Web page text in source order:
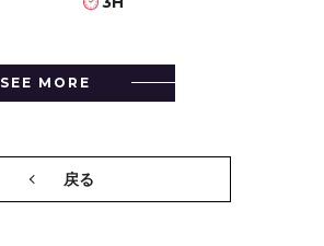
SEE MORE
戻る